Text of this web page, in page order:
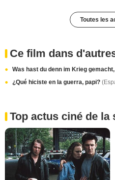
Toutes les
Ce film dans
Was hast du denn im Krieg
¿Qué hiciste en la guerra, papi?
Top actus ciné de la